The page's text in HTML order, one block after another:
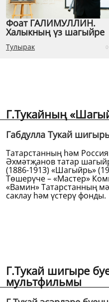
Фоат ГАЛИМУЛЛИН.
Халыкның үз шагыйре
Тулырак 0
Г.Тукайның
Габдулла Тукай
Татарстанның һәм
Әхмәтҗанов татар
(1886-1913) «Шагыйрь»
Төшерүче – «Мастер»
«Вамин» Татарстанның
саклау һәм үстерү фонды.
Г.Тукай шигыре
мультфильмы